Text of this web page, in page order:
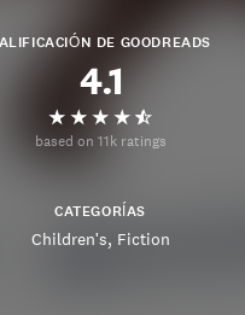
DE GOODREADS
4.1
based on 11k ratings
CATEGORÍAS
Children's Fiction